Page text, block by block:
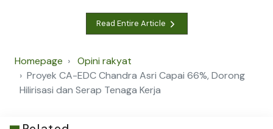
Read Entire Article
Homepage
Opini rakyat
Proyek CA-EDC Chandra Asri Capai 66%, Dorong
Hilirisasi dan Serap Tenaga Kerja